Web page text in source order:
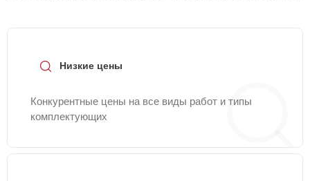
Низкие цены
Конкурентные цены на все виды работ и типы
комплектующих